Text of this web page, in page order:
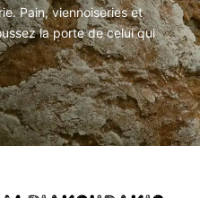
Pain, viennoiseries et
la porte de celui qui